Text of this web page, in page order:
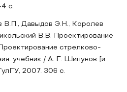
с.
В.П., Давыдов Э.Н., Королев
В.В. Проектирование
стрелково-
учебник / А. Г. Шипунов [и
2007. 306 с.